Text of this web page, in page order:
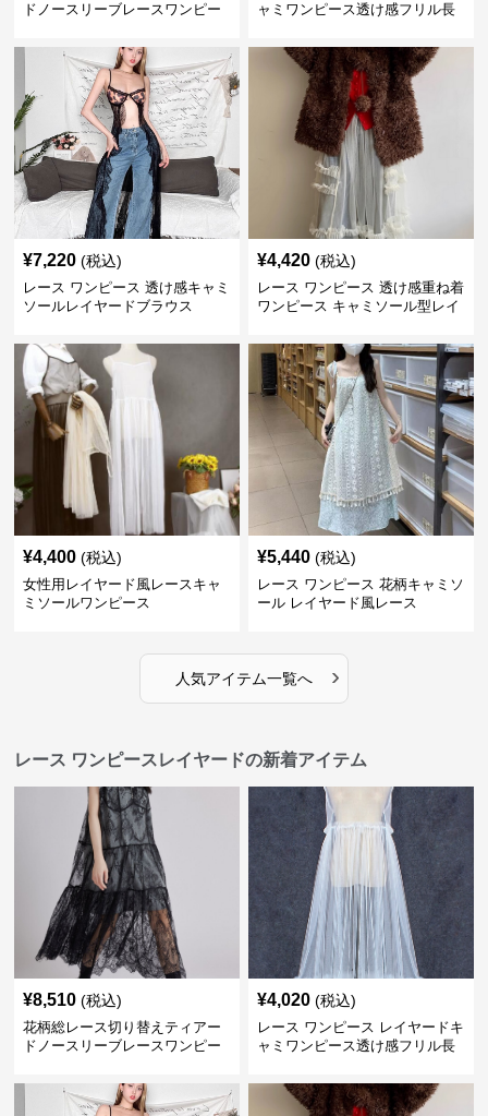
ドノースリーブレースワンピー
ャミワンピース透け感フリル長
¥7,220 (税込)
レース ワンピース 透け感キャミ
ソールレイヤードブラウス
¥4,420 (税込)
レース ワンピース 透け感重ね着
ワンピース キャミソール型レイ
¥4,400 (税込)
女性用レイヤード風レースキャ
ミソールワンピース
¥5,440 (税込)
レース ワンピース 花柄キャミソ
ール レイヤード風レース
人気アイテム一覧へ ›
レース ワンピースレイヤードの新着アイテム
¥8,510 (税込)
花柄総レース切り替えティアー
ドノースリーブレースワンピー
¥4,020 (税込)
レース ワンピース レイヤードキ
ャミワンピース透け感フリル長